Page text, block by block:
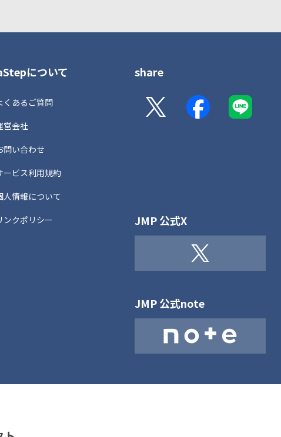
について
くあるご質問
営会社
問い合わせ
ービス利用規約
人情報について
ンクポリシー
share
JMP 公式X
JMP 公式note